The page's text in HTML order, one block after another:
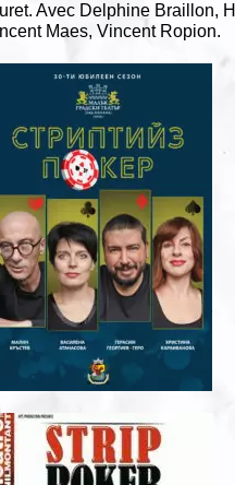
Avec Delphine Braillon,
Maes, Vincent Ropion.